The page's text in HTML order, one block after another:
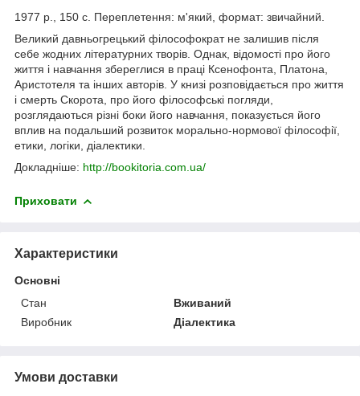
1977 р., 150 с. Переплетення: м'який, формат: звичайний.
Великий давньогрецький філософократ не залишив після
себе жодних літературних творів. Однак, відомості про його
життя і навчання збереглися в праці Ксенофонта, Платона,
Аристотеля та інших авторів. У книзі розповідається про життя
і смерть Скорота, про його філософські погляди,
розглядаються різні боки його навчання, показується його
вплив на подальший розвиток морально-нормової філософії,
етики, логіки, діалектики.
Докладніше: http://bookitoria.com.ua/
Приховати
Характеристики
Основні
Стан
Вживаний
Виробник
Діалектика
Умови доставки